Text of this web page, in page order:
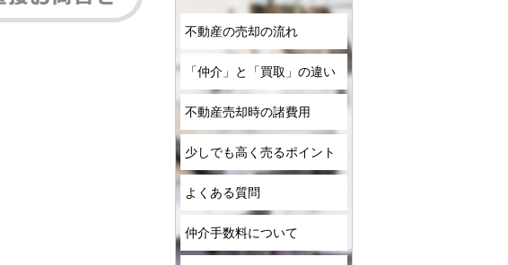
不動産の売却の流れ
「仲介」と「買取」の違い
不動産売却時の諸費用
少しでも高く売るポイント
よくある質問
仲介手数料について